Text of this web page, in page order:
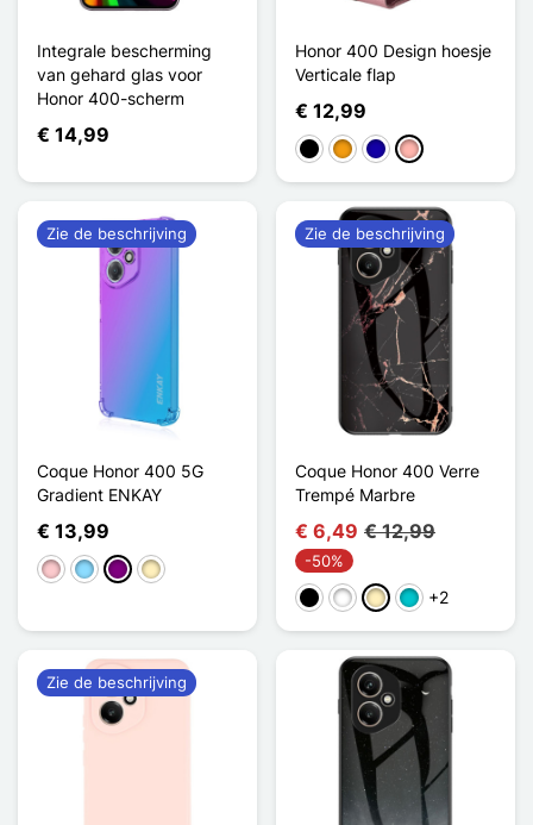
Integrale bescherming
van gehard glas voor
Honor 400-scherm
€ 14,99
Honor 400 Design hoesje
Verticale flap
€ 12,99
ZwartOranjeDonkerblauw
Rose Goud
Coque Honor 400 5G
Gradient ENKAY
€ 13,99
RozeLicht Blauw
PurperGolden
Zie de beschrijving
Coque Honor 400 Verre
Trempé Marbre
€ 6,49 € 12,99
-50%
ZwartWit GoldenTurkoois
+2
Zie de beschrijving
Zie de beschrijving